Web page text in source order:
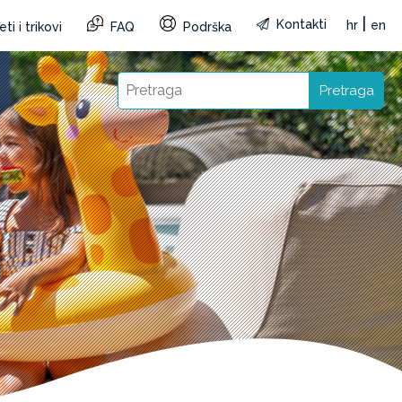
i trikovi FAQ Podrška Kontakti hr en
Pretraga